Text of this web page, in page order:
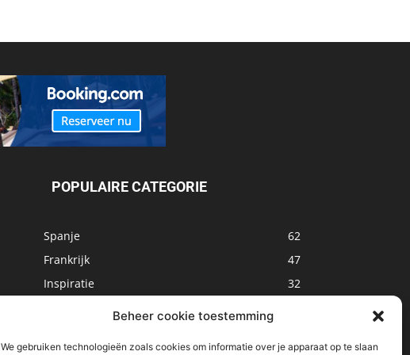
Beheer cookie toestemming
We gebruiken technologieën zoals cookies om informatie over je apparaat op te slaan
POPULAIRE CATEGORIE
Spanje
62
Frankrijk
47
Inspiratie
32